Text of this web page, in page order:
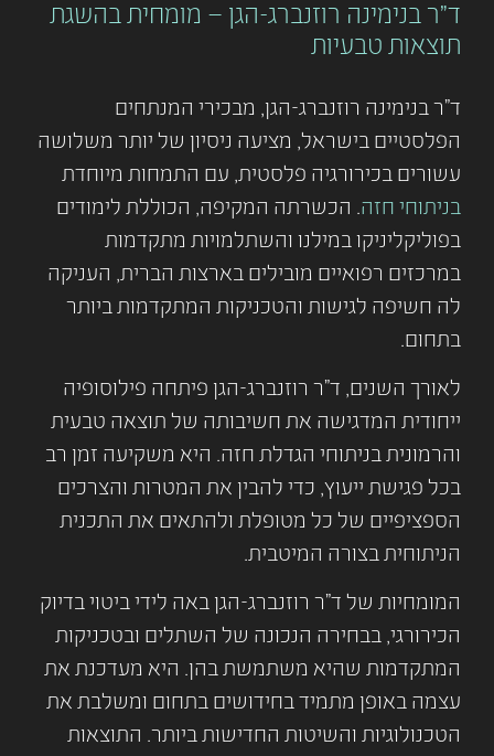
ד"ר בנימינה רוזנברג-הגן – מומחית בהשגת
תוצאות טבעיות
ד"ר בנימינה רוזנברג-הגן, מבכירי המנתחים
הפלסטיים בישראל, מציעה ניסיון של יותר משלושה
עשורים בכירורגיה פלסטית, עם התמחות מיוחדת
בניתוחי חזה. הכשרתה המקיפה, הכוללת לימודים
בפוליקליניקו במילנו והשתלמויות מתקדמות
במרכזים רפואיים מובילים בארצות הברית, העניקה
לה חשיפה לגישות והטכניקות המתקדמות ביותר
בתחום.
לאורך השנים, ד"ר רוזנברג-הגן פיתחה פילוסופיה
ייחודית המדגישה את חשיבותה של תוצאה טבעית
והרמונית בניתוחי הגדלת חזה. היא משקיעה זמן רב
בכל פגישת ייעוץ, כדי להבין את המטרות והצרכים
הספציפיים של כל מטופלת ולהתאים את התכנית
הניתוחית בצורה המיטבית.
המומחיות של ד"ר רוזנברג-הגן באה לידי ביטוי בדיוק
הכירורגי, בבחירה הנכונה של השתלים ובטכניקות
המתקדמות שהיא משתמשת בהן. היא מעדכנת את
עצמה באופן מתמיד בחידושים בתחום ומשלבת את
הטכנולוגיות והשיטות החדישות ביותר. התוצאות